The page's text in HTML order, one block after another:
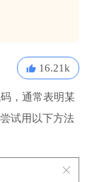
16.21k
，通常表明某
试用以下方法